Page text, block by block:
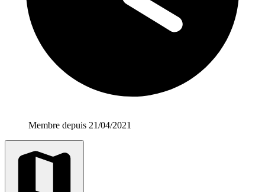
Membre depuis 21/04/2021